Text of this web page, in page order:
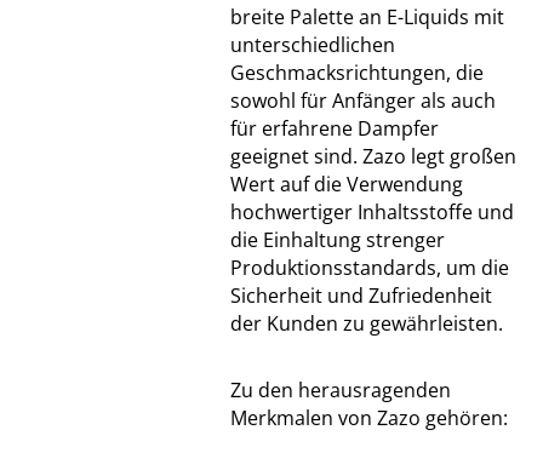
breite Palette an E-Liquids mit
unterschiedlichen
Geschmacksrichtungen, die
sowohl für Anfänger als auch
für erfahrene Dampfer
geeignet sind. Zazo legt großen
Wert auf die Verwendung
hochwertiger Inhaltsstoffe und
die Einhaltung strenger
Produktionsstandards, um die
Sicherheit und Zufriedenheit
der Kunden zu gewährleisten.
Zu den herausragenden
Merkmalen von Zazo gehören: